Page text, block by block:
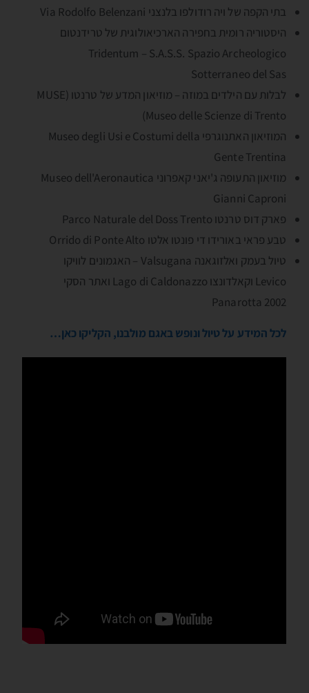
בתי הקפה של ויה רודולפו בלנצני Via Rodolfo Belenzani
היסטוריה רומית בחפירה הארכיאולוגית של טרידנטום
Tridentum – S.A.S.S. Spazio Archeologico
Sotterraneo del Sas
לבלות עם הילדים במוזה – מוזיאון המדע של טרנטו (MUSE
(Museo delle Scienze di Trento
המוזיאון האתנוגרפי Museo degli Usi e Costumi della
Gente Trentina
מוזיאון התעופה ג'יאני קאפרוני Museo dell'Aeronautica
Gianni Caproni
פארק דוס טרנטו Parco Naturale del Doss Trento
טבע פראי באורידו די פונטו אלטו Orrido di Ponte Alto
טיול בעמק ואלזוגאנה Valsugana – האגמונים לוויקו
Levico וקאלדונצו Lago di Caldonazzo ואתר הסקי
Panarotta 2002
לכל המידע על טיול ונופש באגם מולבנו, הקליקו כאן…